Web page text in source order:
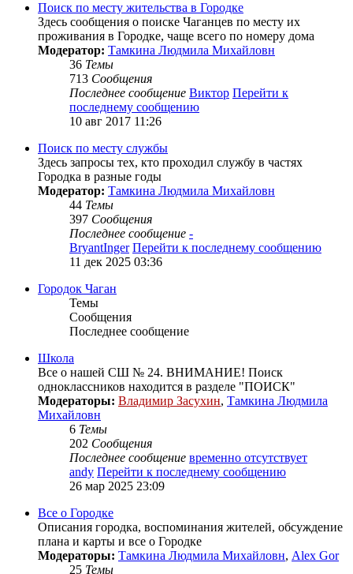
Поиск по месту жительства в Городке
Здесь сообщения о поиске Чаганцев по месту их
проживания в Городке, чаще всего по номеру дома
Модератор: Тамкина Людмила Михайловн
36 Темы
713 Сообщения
Последнее сообщение Виктор Перейти к
последнему сообщению
10 авг 2017 11:26
Поиск по месту службы
Здесь запросы тех, кто проходил службу в частях
Городка в разные годы
Модератор: Тамкина Людмила Михайловн
44 Темы
397 Сообщения
Последнее сообщение -
BryantInger Перейти к последнему сообщению
11 дек 2025 03:36
Городок Чаган
Темы
Сообщения
Последнее сообщение
Школа
Все о нашей СШ № 24. ВНИМАНИЕ! Поиск
одноклассников находится в разделе "ПОИСК"
Модераторы: Владимир Засухин, Тамкина Людмила
Михайловн
6 Темы
202 Сообщения
Последнее сообщение временно отсутствует
andy Перейти к последнему сообщению
26 мар 2025 23:09
Все о Городке
Описания городка, воспоминания жителей, обсуждение
плана и карты и все о Городке
Модераторы: Тамкина Людмила Михайловн, Alex Gor
25 Темы